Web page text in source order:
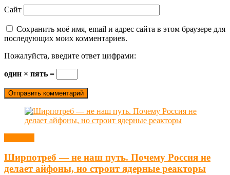
Сайт
Сохранить моё имя, email и адрес сайта в этом браузере для
последующих моих комментариев.
Пожалуйста, введите ответ цифрами:
один × пять =
Ширпотреб — не наш путь. Почему Россия не
делает айфоны, но строит ядерные реакторы